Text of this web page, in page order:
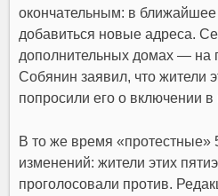
окончательным: в ближайшее
добавиться новые адреса.
дополнительных домах — на
Собянин заявил, что жители
попросили его о включении в
В то же время «протестные»
изменений: жители этих
проголосовали против.